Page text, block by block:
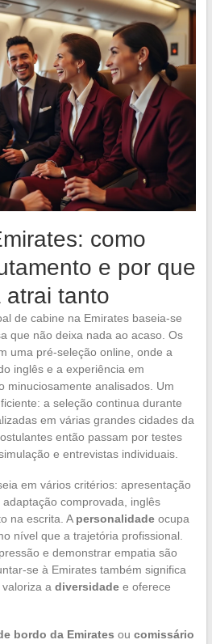
como
e por que
atrai tanto
de cabine na Emirates baseia-se
que não deixa nada ao acaso. Os
uma pré-seleção online, onde a
inglês e a experiência em
minuciosamente analisados. Um
a seleção continua durante
em várias grandes cidades da
então passam por testes
e entrevistas individuais.
em vários critérios: apresentação
comprovada, inglês
na escrita. A personalidadeocupa
nível que a trajetória profissional.
e demonstrar empatia são
se à Emirates também significa
a diversidadee oferece
bordo da Emirates ou comissário